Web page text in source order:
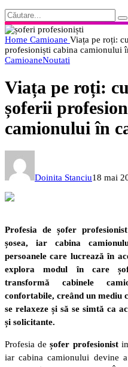
Home Camioane Viața pe roți:
profesioniști cabina camionului
CamioaneNoutati
Viața pe roți:
șoferii
camionului în
Doinita Stanciu18 mai
Profesia de șofer
șosea, iar cabina
persoanele care lucrează în
explora modul în care
transformă cabinele
confortabile, creând un mediu
se relaxeze și să se simtă ca
și solicitante.
Profesia deșofer profesionist
iar cabina camionului devine